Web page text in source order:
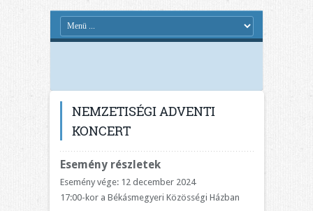
NEMZETISÉGI ADVENTI
KONCERT
Esemény részletek
Esemény vége: 12 december 2024
17:00-kor a Békásmegyeri Közösségi Házban